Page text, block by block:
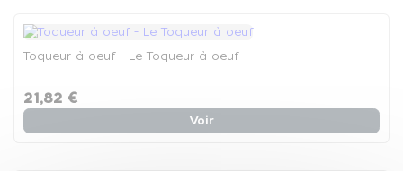
Toqueur à oeuf - Le Toqueur à oeuf
21,82 €
Voir